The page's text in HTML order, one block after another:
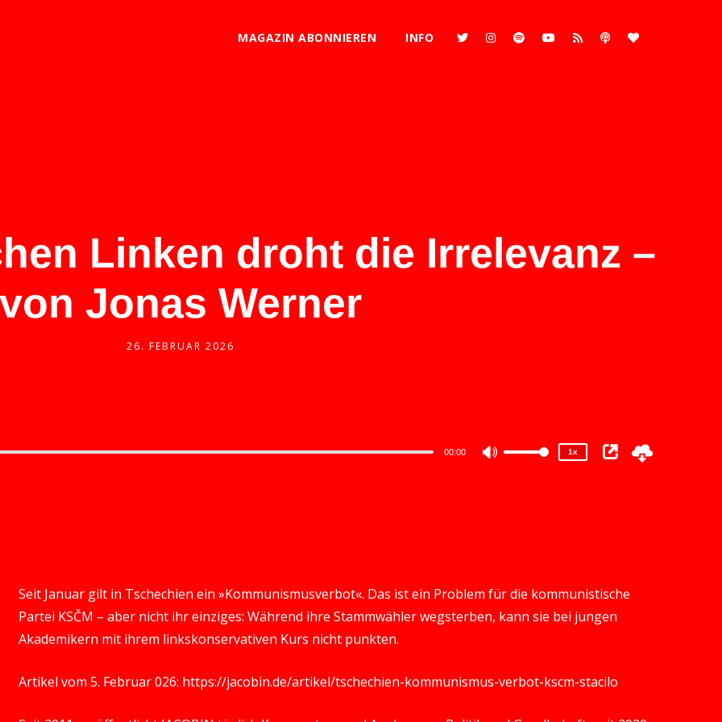
MAGAZIN ABONNIEREN INFO
Linken droht die Irrelevanz –
von Jonas Werner
26. FEBRUAR 2026
00:00
or
decrease
1x
Seit Januar gilt in Tschechien ein »Kommunismusverbot«. Das ist ein Problem für die kommunistische
Partei KSČM – aber nicht ihr einziges: Während ihre Stammwähler wegsterben, kann sie bei jungen
Akademikern mit ihrem linkskonservativen Kurs nicht punkten.
Artikel vom 5. Februar 026: https://jacobin.de/artikel/tschechien-kommunismus-verbot-kscm-stacilo